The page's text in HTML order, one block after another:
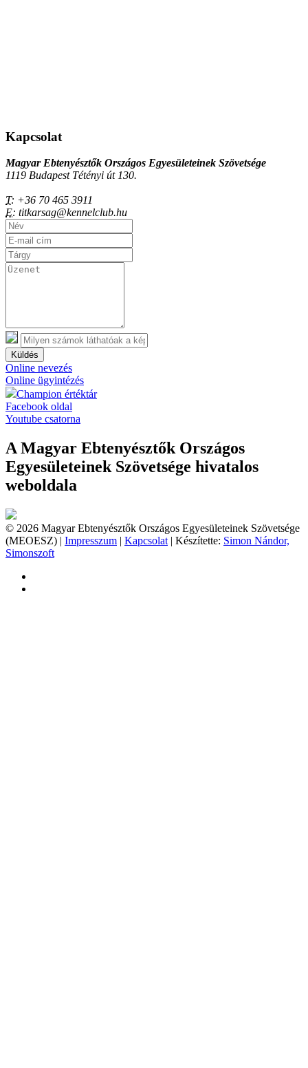
Kapcsolat
Magyar Ebtenyésztők Országos Egyesületeinek Szövetsége
1119 Budapest Tétényi út 130.
T: +36 70 465 3911
E: titkarsag@kennelclub.hu
Küldés
Online nevezés
Online ügyintézés
Champion értéktár
Facebook oldal
Youtube csatorna
A Magyar Ebtenyésztők Országos
Egyesületeinek Szövetsége hivatalos
weboldala
© 2026 Magyar Ebtenyésztők Országos Egyesületeinek Szövetsége
(MEOESZ) | Impresszum | Kapcsolat | Készítette: Simon Nándor,
Simonszoft